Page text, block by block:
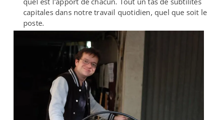
capitales dans notre travail quotidien, quel que soit le
poste.